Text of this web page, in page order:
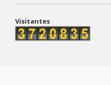
Visitantes